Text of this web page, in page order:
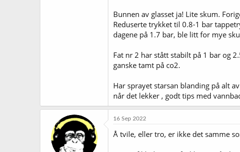
Bunnen av glasset ja! Lite skum.
Reduserte trykket til 0.8-1 bar
dagene på 1.7 bar, ble litt for mye
Fat nr 2 har stått stabilt på 1 bar og
ganske tamt på co2.
Har sprayet starsan blanding på alt
når det lekker , godt tips med
16 Sep 2022
Å tvile, eller tro, er ikke det samme